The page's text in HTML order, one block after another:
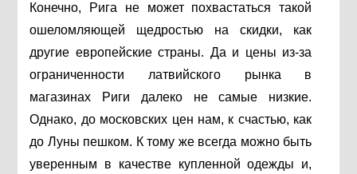
Конечно, Рига не может похвастаться такой
ошеломляющей щедростью на скидки, как
другие европейские страны. Да и цены из-за
ограниченности латвийского рынка в
магазинах Риги далеко не самые низкие.
Однако, до московских цен нам, к счастью, как
до Луны пешком. К тому же всегда можно быть
уверенным в качестве купленной одежды и,